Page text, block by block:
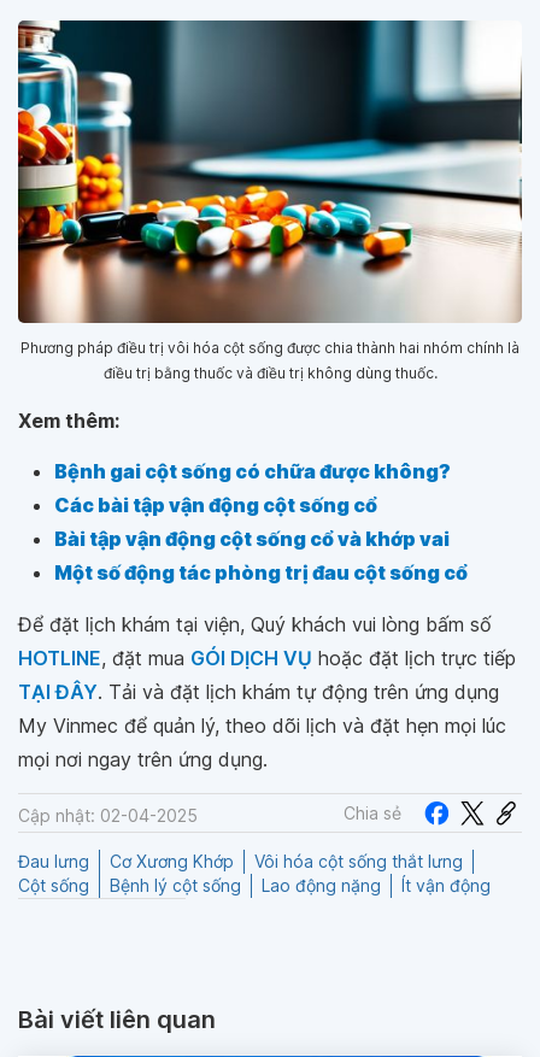
Phương pháp điều trị vôi hóa cột sống được chia thành hai nhóm chính là
điều trị bằng thuốc và điều trị không dùng thuốc.
Xem thêm:
Bệnh gai cột sống có chữa được không?
Các bài tập vận động cột sống cổ
Bài tập vận động cột sống cổ và khớp vai
Một số động tác phòng trị đau cột sống cổ
Để đặt lịch khám tại viện, Quý khách vui lòng bấm số
HOTLINE, đặt mua GÓI DỊCH VỤ hoặc đặt lịch trực tiếp
TẠI ĐÂY. Tải và đặt lịch khám tự động trên ứng dụng
My Vinmec để quản lý, theo dõi lịch và đặt hẹn mọi lúc
mọi nơi ngay trên ứng dụng.
Cập nhật: 02-04-2025 Chia sẻ
Đau lưng Cơ Xương Khớp
Vôi hóa cột sống thắt lưng
Cột sống
Bệnh lý cột sống Lao động nặng Ít vận động
Bài viết liên quan